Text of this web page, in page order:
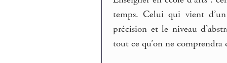
temps. Celui qui vient
précision et le niveau
tout ce qu’on ne comprendra